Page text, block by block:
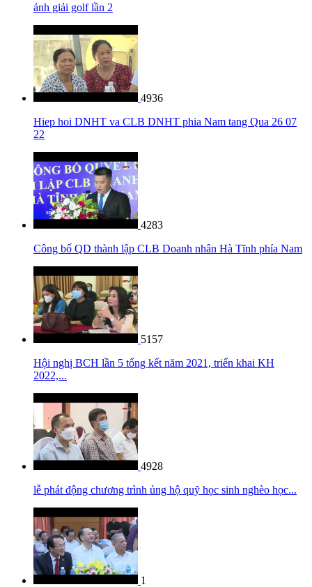
ảnh giải golf lần 2
4936
Hiep hoi DNHT va CLB DNHT phia Nam tang Qua 26 07
22
4283
Công bố QD thành lập CLB Doanh nhân Hà Tĩnh phía Nam
5157
Hội nghị BCH lần 5 tổng kết năm 2021, triển khai KH
2022,...
4928
lễ phát động chương trình ủng hộ quỹ học sinh nghèo học...
1